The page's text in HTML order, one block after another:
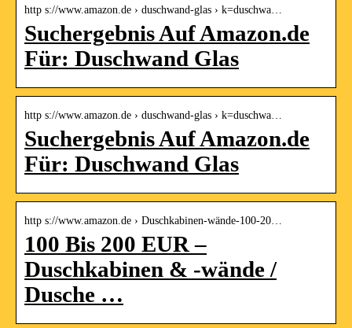
http s://www.amazon.de › duschwand-glas › k=duschwa…
Suchergebnis Auf Amazon.de
Für: Duschwand Glas
http s://www.amazon.de › duschwand-glas › k=duschwa…
Suchergebnis Auf Amazon.de
Für: Duschwand Glas
http s://www.amazon.de › Duschkabinen-wände-100-20…
100 Bis 200 EUR –
Duschkabinen & -wände /
Dusche …